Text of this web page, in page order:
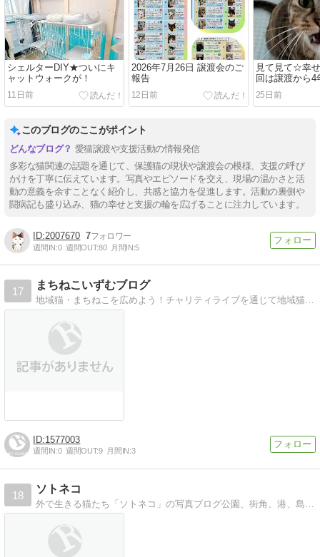
シェルターDIY★ついにキ
ャットウォークが！
11日前
2026年7月26日 譲渡会のご
報告
12日前
見て見て☆幸
回は譲渡から4
25日前
このブログのここがポイント
愛猫譲渡や支援活動の情報発信
多彩な猫関連の話題を通じて、保護猫の現状や譲渡会の模様、支援の呼び
かけを丁寧に伝えています。写真やエピソードを交え、現場の温かさと活
動の意義を余すことなく紹介し、共感と協力を促進します。活動の裏側や
闘病記も盛り込み、猫の幸せと支援の輪を広げることに注力しています。
2007670 7
週間IN:0 週間OUT:80 月間IN:5
17
まちねこいずむブログ
1577003
週間IN:0 週間OUT:9 月間IN:3
18
ソトネコ